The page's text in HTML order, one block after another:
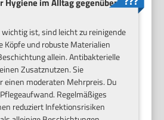
ist, sind leicht zu reinigende
Köpfe und robuste Materialien
allein. Antibakterielle
Zusatznutzen. Sie
moderaten Mehrpreis. Du
Regelmäßiges
reduziert Infektionsrisiken